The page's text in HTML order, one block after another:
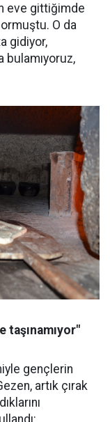
eve gittiğimde
O da
gidiyor,
bulamıyoruz,
taşınamıyor"
gençlerin
artık çırak